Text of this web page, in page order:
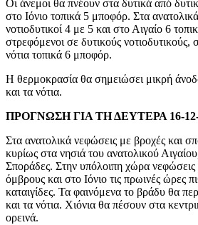
Οι άνεμοι θα πνέουν στα δυτικά από
στο Ιόνιο τοπικά 5 μποφόρ. Στα
νοτιοδυτικοί 4 με 5 και στο Αιγαίο 6
στρεφόμενοι σε δυτικούς
νότια τοπικά 6 μποφόρ.
Η θερμοκρασία θα σημειώσει μικρή
και τα νότια.
ΠΡΟΓΝΩΣΗ ΓΙΑ ΤΗ ΔΕΥΤΕΡΑ 16-12-
Στα ανατολικά νεφώσεις με βροχές και
κυρίως στα νησιά του ανατολικού
Σποράδες. Στην υπόλοιπη χώρα νεφώσεις
όμβρους και στο Ιόνιο τις πρωινές ώρες
καταιγίδες. Τα φαινόμενα το βράδυ θα
και τα νότια. Χιόνια θα πέσουν στα
ορεινά.